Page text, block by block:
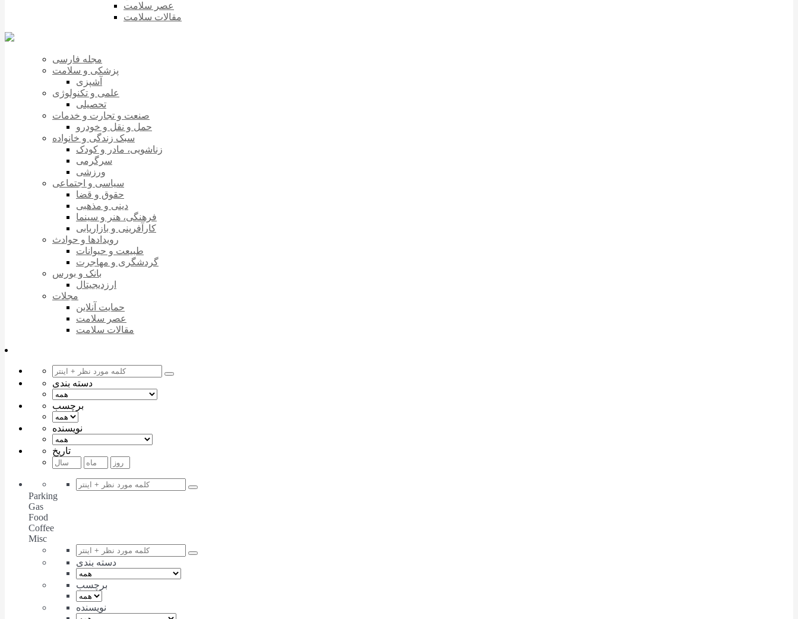
عصر سلامت
مقالات سلامت
مجله فارسی
پزشکی و سلامت
آشپزی
علمی و تکنولوژی
تحصیلی
صنعت و تجارت و خدمات
حمل و نقل و خودرو
سبک زندگی و خانواده
زناشویی، مادر و کودک
سرگرمی
ورزشی
سیاسی و اجتماعی
حقوق و قضا
دینی و مذهبی
فرهنگی، هنر و سینما
کارآفرینی و بازاریابی
رویدادها و حوادث
طبیعت و حیوانات
گردشگری و مهاجرت
بانک و بورس
ارزدیجیتال
مجلات
حمایت آنلاین
عصر سلامت
مقالات سلامت
دسته بندی
برچسب
نویسنده
تاریخ
Parking
Gas
Food
Coffee
Misc
دسته بندی
برچسب
نویسنده